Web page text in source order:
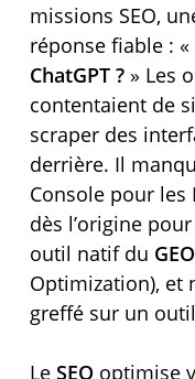
missions SEO,
réponse fiable : «
ChatGPT ?» Les
contentaient de
scraper des
derrière. Il
Console pour les
dès l’origine
outil natif du GEO
Optimization), et
greffé sur un
Le SEO optimise